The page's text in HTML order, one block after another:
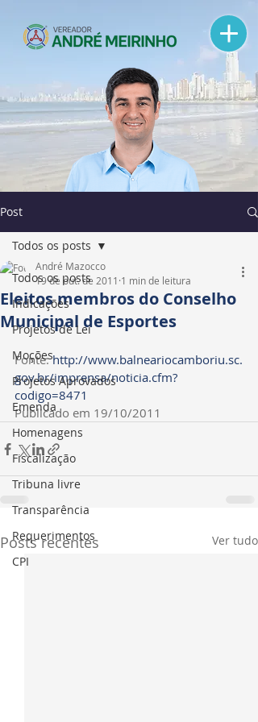
Post
Todos os posts
Indicações
Projetos de Lei
Moções
Projetos Aprovados
Emenda
Homenagens
Fiscalização
Tribuna livre
Transparência
Requerimentos
CPI
Todos os posts
Eleitos membros do Conselho
Municipal de Esportes
André Mazocco
19 de out. de 2011 1 min de leitura
Fonte: http://www.balneariocamboriu.sc.
gov.br/imprensa/noticia.cfm?
codigo=8471
Publicado em 19/10/2011
Posts recentes Ver tudo